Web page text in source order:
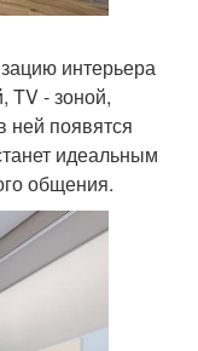
интерьера
TV - зоной,
ней появятся
идеальным
общения.